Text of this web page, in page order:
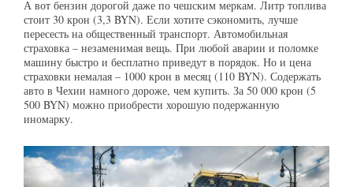
А вот бензин дорогой даже по чешским меркам. Литр топлива
стоит 30 крон (3,3 BYN). Если хотите сэкономить, лучше
пересесть на общественный транспорт. Автомобильная
страховка – незаменимая вещь. При любой аварии и поломке
машину быстро и бесплатно приведут в порядок. Но и цена
страховки немалая – 1000 крон в месяц (110 BYN). Содержать
авто в Чехии намного дороже, чем купить. За 50 000 крон (5
500 BYN) можно приобрести хорошую подержанную
иномарку.